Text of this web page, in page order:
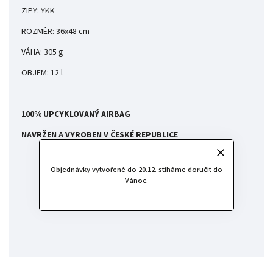
Objednávky vytvořené do 20.12. stíháme doručit do
Vánoc.
ZIPY: YKK
ROZMĚR: 36x48 cm
VÁHA: 305 g
OBJEM: 12 l
100% UPCYKLOVANÝ AIRBAG
NAVRŽEN A VYROBEN V ČESKÉ REPUBLICE